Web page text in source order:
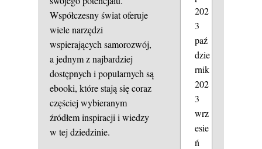
Współczesny świat oferuje
wiele narzędzi
wspierających samorozwój,
a jednym z najbardziej
dostępnych i popularnych są
ebooki, które stają się coraz
częściej wybieranym
źródłem inspiracji i wiedzy
w tej dziedzinie.
202
3
paź
dzie
rnik
202
3
wrz
esie
ń